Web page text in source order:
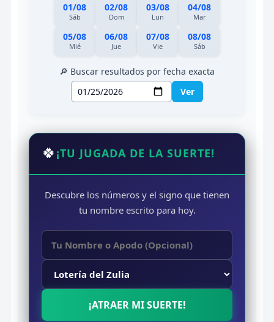
01/08
Sáb
02/08
Dom
03/08
Lun
04/08
Mar
05/08
Mié
06/08
Jue
07/08
Vie
08/08
Sáb
🔎 Buscar resultados por fecha exacta
Ver
🍀 ¡TU JUGADA DE LA SUERTE!
Descubre los números y el signo que tienen
tu nombre escrito para hoy.
¡ATRAER MI SUERTE!